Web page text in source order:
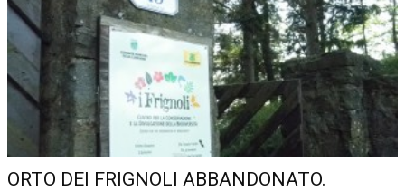
ORTO DEI FRIGNOLI ABBANDONATO.